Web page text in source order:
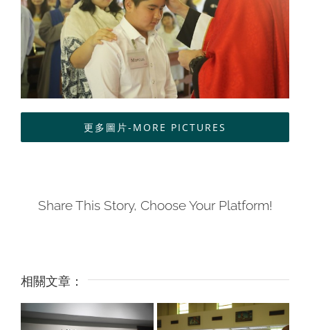
ENGLISH
更多圖片-MORE PICTURES
Share This Story, Choose Your Platform!
相關文章：